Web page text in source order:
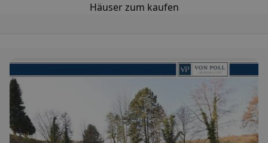
Häuser zum kaufen